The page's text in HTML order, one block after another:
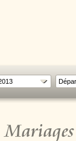
Mariages